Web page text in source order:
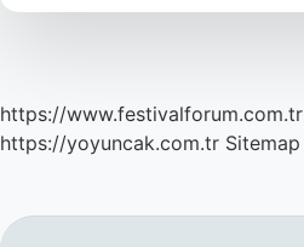
Kimler
https://www.festivalforum.com.tr
https://yoyuncak.com.tr Sitemap